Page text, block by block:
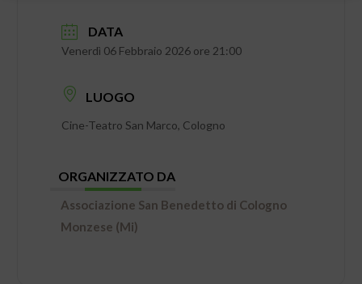
DATA
Venerdì 06 Febbraio 2026 ore 21:00
LUOGO
Cine-Teatro San Marco, Cologno
ORGANIZZATO DA
Associazione San Benedetto di Cologno
Monzese (Mi)